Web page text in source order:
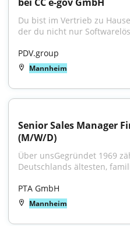
Du bist im Vertrieb zu
der du nicht nur
PDV.group
Mannheim
Senior Sales Manager
(M/W/D)
Über unsGegründet 1969
Deutschlands ältesten,
PTA GmbH
Mannheim